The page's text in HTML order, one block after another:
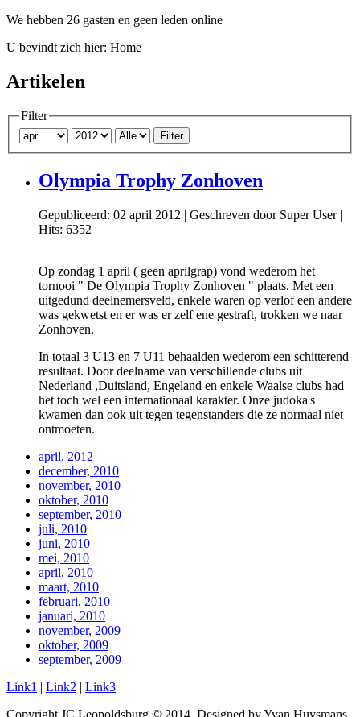
We hebben 26 gasten en geen leden online
U bevindt zich hier: Home
Artikelen
Filter
Filter
Olympia Trophy Zonhoven
Gepubliceerd: 02 april 2012 | Geschreven door Super User|
Hits: 6352
Op zondag 1 april ( geen aprilgrap) vond wederom het
tornooi " De Olympia Trophy Zonhoven " plaats. Met een
uitgedund deelnemersveld, enkele waren op verlof een andere
was gekwetst en er was er zelf ene gestraft, trokken we naar
Zonhoven.
In totaal 3 U13 en 7 U11 behaalden wederom een schitterend
resultaat. Door deelname van verschillende clubs uit
Nederland ,Duitsland, Engeland en enkele Waalse clubs had
het toch wel een internationaal karakter. Onze judoka's
kwamen dan ook uit tegen tegenstanders die ze normaal niet
ontmoeten.
april, 2012
december, 2010
november, 2010
oktober, 2010
september, 2010
juli, 2010
juni, 2010
mei, 2010
april, 2010
maart, 2010
februari, 2010
januari, 2010
november, 2009
oktober, 2009
september, 2009
Link1 | Link2 | Link3
Copyright JC Leopoldsburg © 2014. Designed by Yvan Huysmans.